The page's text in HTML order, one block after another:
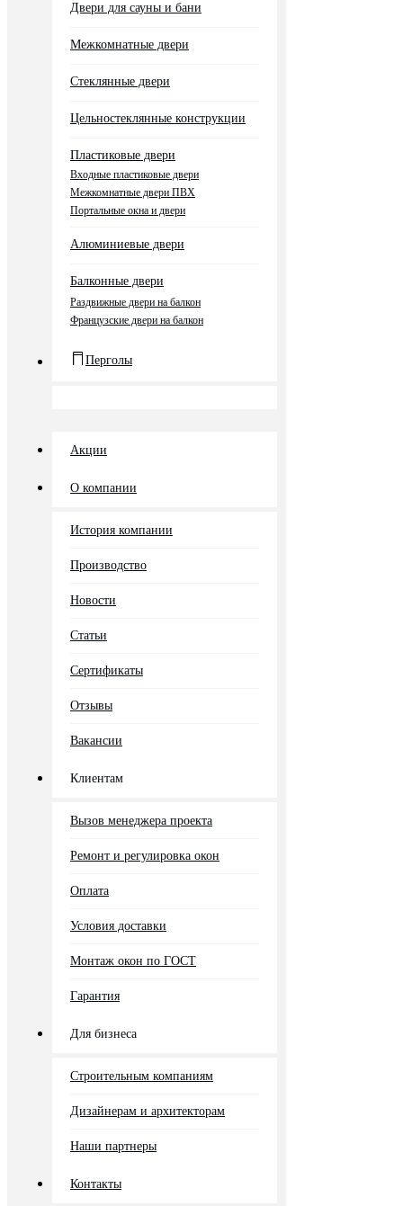
Двери для сауны и бани
Межкомнатные двери
Стеклянные двери
Цельностеклянные конструкции
Пластиковые двери
Входные пластиковые двери
Межкомнатные двери ПВХ
Портальные окна и двери
Алюминиевые двери
Балконные двери
Раздвижные двери на балкон
Французские двери на балкон
Перголы
Акции
О компании
История компании
Производство
Новости
Статьи
Сертификаты
Отзывы
Вакансии
Клиентам
Вызов менеджера проекта
Ремонт и регулировка окон
Оплата
Условия доставки
Монтаж окон по ГОСТ
Гарантия
Для бизнеса
Строительным компаниям
Дизайнерам и архитекторам
Наши партнеры
Контакты